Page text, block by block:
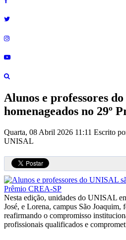
Alunos e professores
homenageados no 29º
Quarta, 08 Abril 2026 11:11 Escrito
UNISAL
Nesta edição, unidades do UNISAL
José, e Lorena, campus São Joaquim,
reafirmando o compromisso
profissionais qualificados e